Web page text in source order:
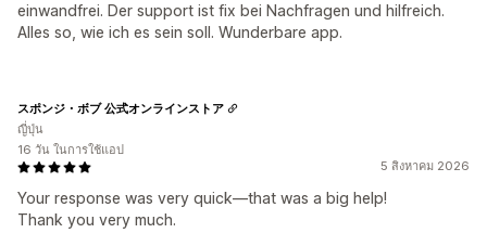
einwandfrei. Der support ist fix bei Nachfragen und hilfreich.
Alles so, wie ich es sein soll. Wunderbare app.
5 สิงหาคม 2026
Your response was very quick—that was a big help!
Thank you very much.
スポンジ・ボブ 公式オンラインストア
ญี่ปุ่น
16 วัน ในการใช้แอป